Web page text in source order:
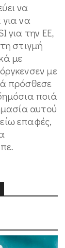
να
για να
για την ΕΕ,
στιγμή
με
με
πρόσθεσε
ποιά
αυτού
επαφές,